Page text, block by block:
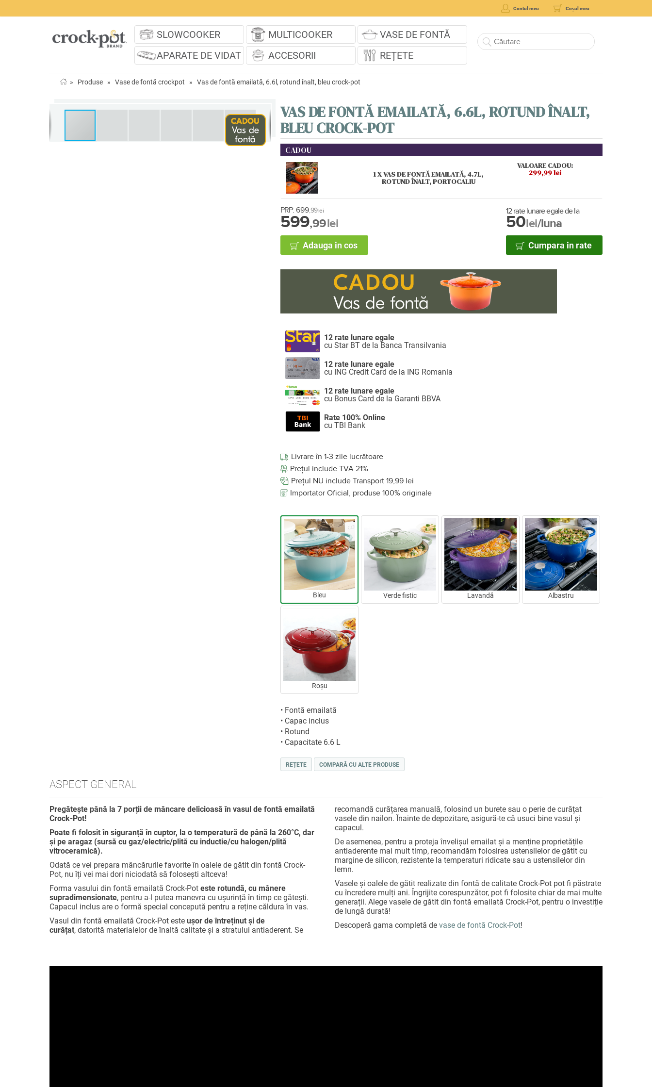
Contul meu Coșul meu
SLOWCOOKER MULTICOOKER
VASE DE FONTĂ
APARATE DE VIDAT
ACCESORII REȚETE
» Produse » Vase de fontă crockpot » Vas de fontă emailată, 6.6l, rotund înalt, bleu crock-pot
VAS DE FONTĂ EMAILATĂ, 6.6L, ROTUND ÎNALT,
BLEU CROCK-POT
CADOU
1 X VAS DE FONTĂ EMAILATĂ, 4.7L,
ROTUND ÎNALT, PORTOCALIU
VALOARE CADOU:
299,99 lei
PRP: 699,99lei
599,99lei
Adauga in cos
12 rate lunare egale de la
50lei/luna
Cumpara in rate
12 rate lunare egale
cu Star BT de la Banca Transilvania
12 rate lunare egale
cu ING Credit Card de la ING Romania
12 rate lunare egale
cu Bonus Card de la Garanti BBVA
Rate 100% Online
cu TBI Bank
Livrare în 1-3 zile lucrătoare
Prețul include TVA 21%
Prețul NU include Transport 19,99 lei
Importator Oficial, produse 100% originale
Bleu Verde fistic Lavandă Albastru
Roșu
• Fontă emailată
• Capac inclus
• Rotund
• Capacitate 6.6 L
REȚETE COMPARĂ CU ALTE PRODUSE
ASPECT GENERAL
Pregătește până la 7 porții de mâncare delicioasă în vasul de fontă emailată
Crock-Pot!
Poate fi folosit în siguranță în cuptor, la o temperatură de până la 260°C, dar
și pe aragaz (sursă cu gaz/electric/plită cu inductie/cu halogen/plită
vitroceramică).
Odată ce vei prepara mâncărurile favorite în oalele de gătit din fontă Crock-
Pot, nu îți vei mai dori niciodată să folosești altceva!
Forma vasului din fontă emailată Crock-Pot este rotundă, cu mânere
supradimensionate, pentru a-l putea manevra cu ușurință în timp ce gătești.
Capacul inclus are o formă special concepută pentru a reține căldura în vas.
Vasul din fontă emailată Crock-Pot este ușor de întreținut și de
curățat, datorită materialelor de înaltă calitate și a stratului antiaderent. Se
recomandă curățarea manuală, folosind un burete sau o perie de curățat
vasele din nailon. Înainte de depozitare, asigură-te că usuci bine vasul și
capacul.
De asemenea, pentru a proteja învelișul emailat și a menține proprietățile
antiaderente mai mult timp, recomandăm folosirea ustensilelor de gătit cu
margine de silicon, rezistente la temperaturi ridicate sau a ustensilelor din
lemn.
Vasele și oalele de gătit realizate din fontă de calitate Crock-Pot pot fi păstrate
cu încredere mulți ani. Îngrijite corespunzător, pot fi folosite chiar de mai multe
generații. Alege vasele de gătit din fontă emailată Crock-Pot, pentru o investiție
de lungă durată!
Descoperă gama completă de vase de fontă Crock-Pot!